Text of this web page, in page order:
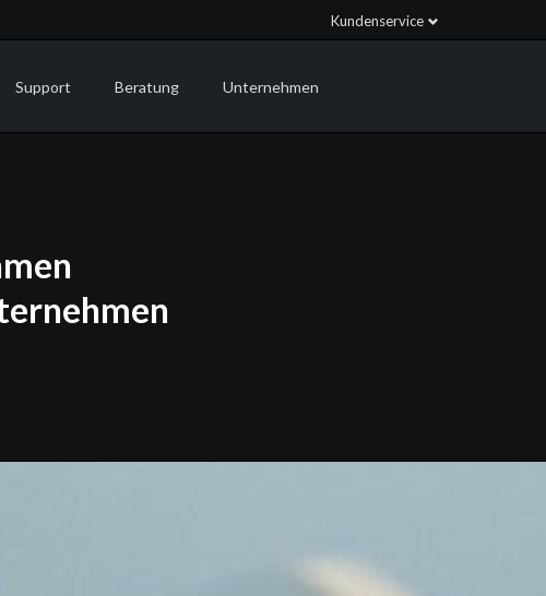
Kundenservice
Support Beratung Unternehmen